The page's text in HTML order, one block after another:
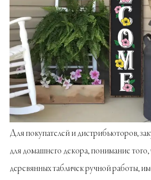
Для покупателей и дистрибьюторов,
для домашнего декора, понимание того,
деревянных табличек ручной работы,